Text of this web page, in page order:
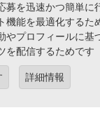
・インターナショナ
01-043253 本社所
募を迅速かつ簡単に
機能を最適化するた
やプロフィールに基
を配信するためです
詳細情報